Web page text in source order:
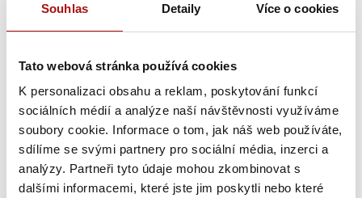
Souhlas Detaily Více o cookies
Tato webová stránka používá cookies
K personalizaci obsahu a reklam, poskytování funkcí
sociálních médií a analýze naší návštěvnosti využíváme
soubory cookie. Informace o tom, jak náš web používáte,
sdílíme se svými partnery pro sociální média, inzerci a
analýzy. Partneři tyto údaje mohou zkombinovat s
dalšími informacemi, které jste jim poskytli nebo které
13. 08. 2026
Hudba na vinicích: Krhut & Kozub – Vinařství
13. 08. 2026
Zlatá hodinka v Mikrosvínu, Dolní Dunajovice
13. 08. 2026
Tour de vinohrad, Mikulčice